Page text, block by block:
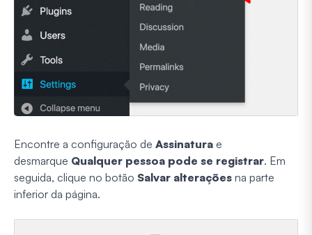
Encontre a configuração de Assinatura e
desmarque Qualquer pessoa pode se registrar. Em
seguida, clique no botão Salvar alterações na parte
inferior da página.